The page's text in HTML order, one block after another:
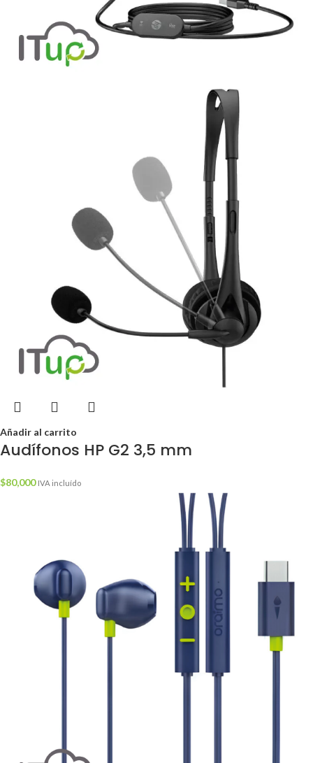
Añadir al carrito
Audífonos HP G2 3,5 mm
$80,000 IVA incluído